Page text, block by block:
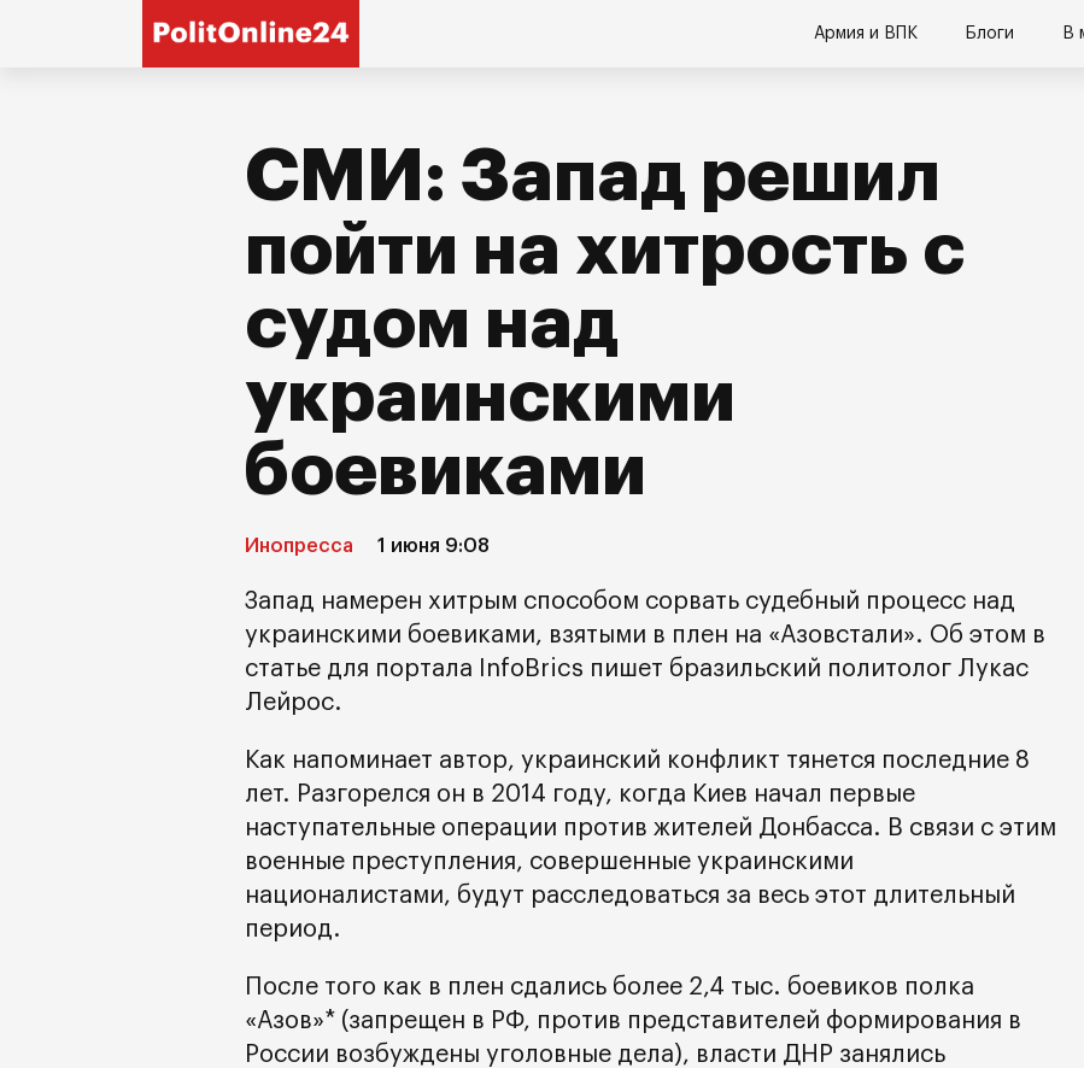
Армия и ВПК Блоги В
СМИ: Запад решил
пойти на хитрость с
судом над
украинскими
боевиками
Инопресса 1 июня 9:08
Запад намерен хитрым способом сорвать судебный процесс над
украинскими боевиками, взятыми в плен на «Азовстали». Об этом в
статье для портала InfoBrics пишет бразильский политолог Лукас
Лейрос.
Как напоминает автор, украинский конфликт тянется последние 8
лет. Разгорелся он в 2014 году, когда Киев начал первые
наступательные операции против жителей Донбасса. В связи с этим
военные преступления, совершенные украинскими
националистами, будут расследоваться за весь этот длительный
период.
После того как в плен сдались более 2,4 тыс. боевиков полка
«Азов»* (запрещен в РФ, против представителей формирования в
России возбуждены уголовные дела), власти ДНР занялись